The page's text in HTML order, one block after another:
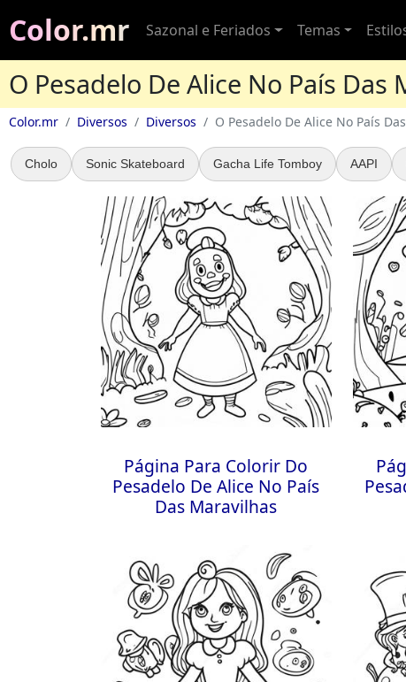
Color.mr Sazonal e Feriados Temas
O Pesadelo De Alice No País
Color.mr Diversos Diversos O Pesadelo De Alice No País
Cholo Sonic Skateboard Gacha Life Tomboy AAPI
Página Para Colorir Do
Pesadelo De Alice No País
Das Maravilhas